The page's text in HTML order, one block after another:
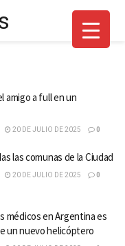
amigo a full en un
20 DE JULIO DE 2025 0
las comunas de la Ciudad
20 DE JULIO DE 2025 0
médicos en Argentina es
un nuevo helicóptero